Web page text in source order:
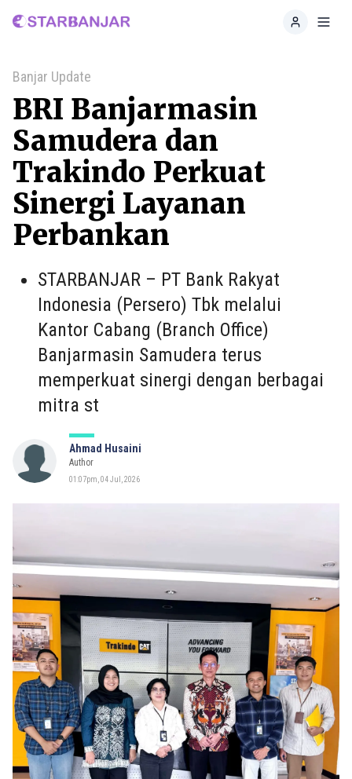
Home
Banjar Update
BRI Banjarmasin
Samudera dan
Trakindo Perkuat
Sinergi Layanan
Perbankan
STARBANJAR – PT Bank Rakyat
Indonesia (Persero) Tbk melalui
Kantor Cabang (Branch Office)
Banjarmasin Samudera terus
memperkuat sinergi dengan berbagai
mitra st
Ahmad Husaini
Author
01:07pm, 04 Jul, 2026